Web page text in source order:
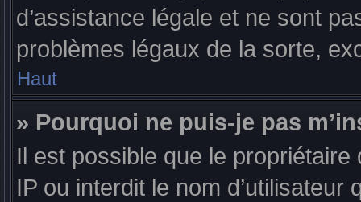
d’assistance légale et ne sont
problèmes légaux de la sorte,
Haut
» Pourquoi ne puis-je pas
Il est possible que le
IP ou interdit le nom